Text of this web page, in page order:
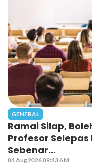
GENERAL
Ramai Silap,
Profesor Selepas
Sebenar...
04 Aug 2026 09:43 AM